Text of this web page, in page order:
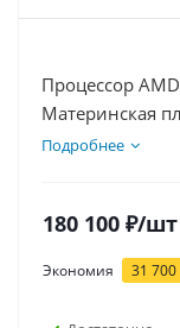
Процессор
Материнская
Видеокарта
Подробнее
180 100 ₽/шт
Экономия 31 700